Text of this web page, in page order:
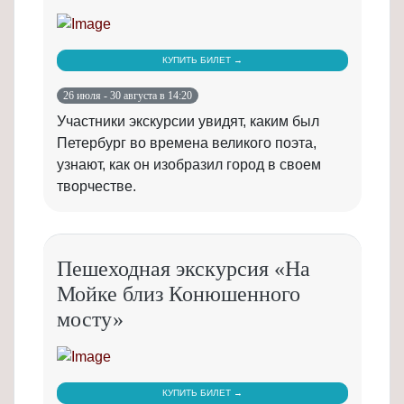
КУПИТЬ БИЛЕТ →
26 июля - 30 августа в 14:20
Участники экскурсии увидят, каким был
Петербург во времена великого поэта,
узнают, как он изобразил город в своем
творчестве.
Пешеходная экскурсия «На
Мойке близ Конюшенного
мосту»
КУПИТЬ БИЛЕТ →